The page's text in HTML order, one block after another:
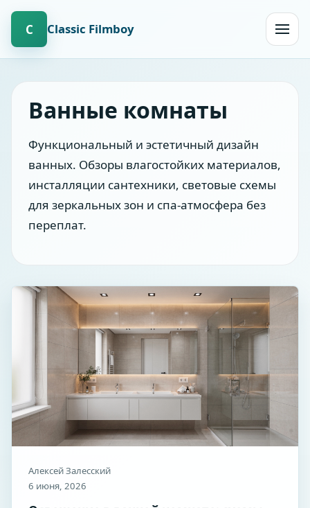
С
Сlassic Filmboy
Ванные комнаты
Функциональный и эстетичный дизайн
ванных. Обзоры влагостойких материалов,
инсталляции сантехники, световые схемы
для зеркальных зон и спа-атмосфера без
переплат.
Алексей Залесский
6 июня, 2026